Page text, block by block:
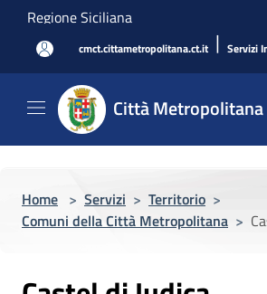
Salta al contenuto principale
Regione Siciliana
cmct.cittametropolitana.ct.it | Servizi
Città Metropolitana
Home > Servizi > Territorio >
Comuni della Città Metropolitana >